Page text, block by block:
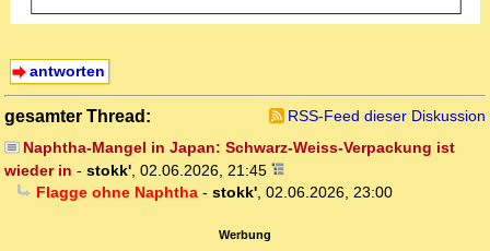
antworten
gesamter Thread:
RSS-Feed dieser Diskussion
Naphtha-Mangel in Japan: Schwarz-Weiss-Verpackung ist
wieder in - stokk' 02.06.2026, 21:45
Flagge ohne Naphtha- stokk', 02.06.2026, 23:00
Werbung